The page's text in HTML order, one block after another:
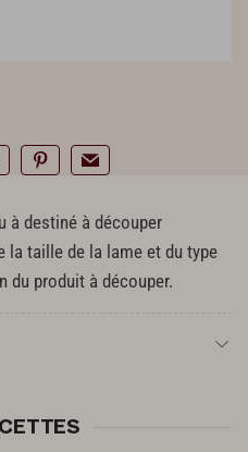
à destiné à découper
la taille de la lame et du type
du produit à découper.